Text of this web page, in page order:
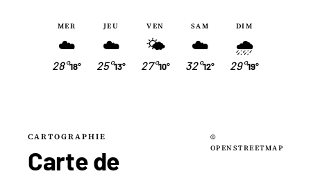
MER
☁️
28°18°
JEU
☁️
25°13°
VEN
🌤
27°10°
SAM
☁️
32°12°
DIM
🌧
29°19°
CARTOGRAPHIE
Carte de
©
OPENSTREETMAP